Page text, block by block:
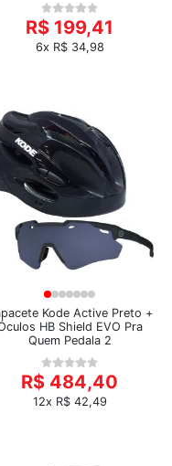
R$ 199,41
6x R$ 34,98
Kode Active Preto +
HB Shield EVO Pra
Quem Pedala 2
R$ 484,40
12x R$ 42,49